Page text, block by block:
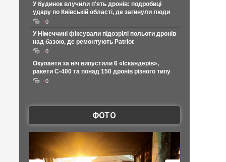
У будинок влучили п'ять дронів: подробиці
удару по Київській області, де загинули люди
0
У Німеччині фіксували підозрілі польоти дронів
над базою, де ремонтують Patriot
0
Окупанти за ніч випустили 6 «Іскандерів»,
ракети С-400 та понад 150 дронів різного типу
0
ФОТО